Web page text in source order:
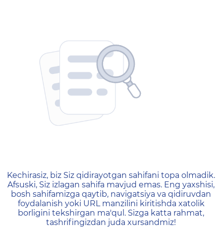
404 — Страница не
Kechirasiz, biz Siz qidirayotgan sahifani topa olmadik.
Afsuski, Siz izlagan sahifa mavjud emas. Eng yaxshisi,
bosh sahifamizga qaytib, navigatsiya va qidiruvdan
foydalanish yoki URL manzilini kiritishda xatolik
borligini tekshirgan ma'qul. Sizga katta rahmat,
tashrifingizdan juda xursandmiz!